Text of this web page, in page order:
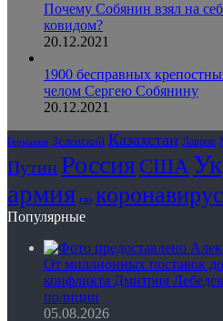
Почему Собянин взял на
ковидом?
20.12.2021
1900 бесправных
челом Сергею Собянину
20.12.2021
Германия Зеленский Казахстан Лавров
Путин РоссияСША
армия газ коронавирус
Популярные
От миллионных поставок
конфликта Дмитрия
полиции
05.08.2026